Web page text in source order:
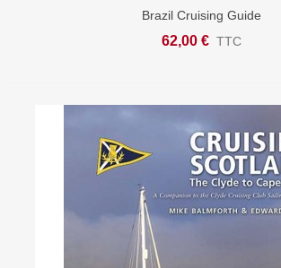
Brazil Cruising Guide
62,00 € TTC